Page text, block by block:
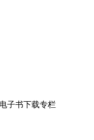
子书下载专栏